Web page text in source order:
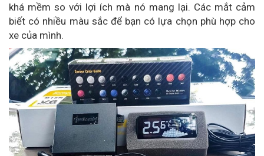
khá mềm so với lợi ích mà nó mang lại. Các mắt cảm
biết có nhiều màu sắc để bạn có lựa chọn phù hợp cho
xe của mình.